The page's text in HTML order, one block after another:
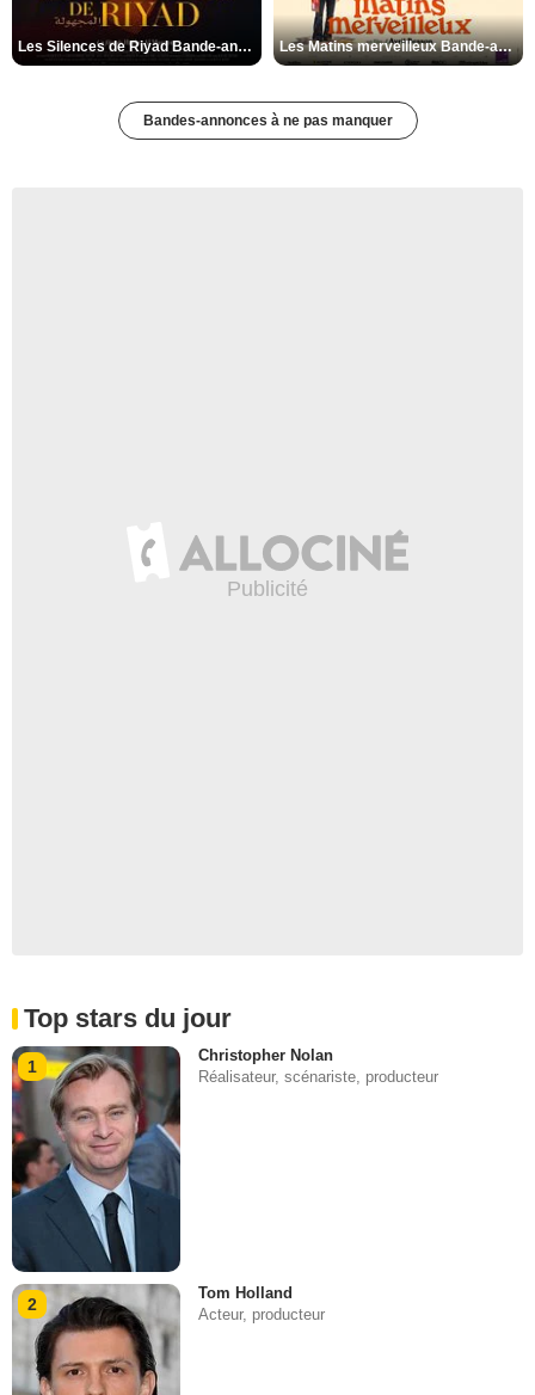
Les Silences de Riyad Bande-annonce VO STFR Les Matins merveilleux Bande-annonce VF
Bandes-annonces à ne pas manquer
Top stars du jour
1
Christopher Nolan
Réalisateur, scénariste, producteur
2
Tom Holland
Acteur, producteur